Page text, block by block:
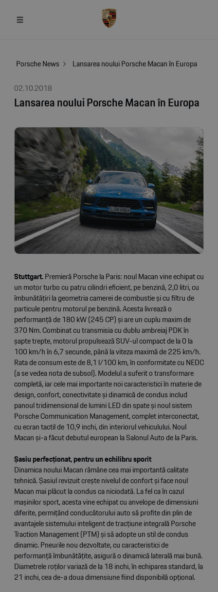
Porsche News
Lansarea noului Porsche Macan în Europa
02.10.2018
Lansarea noului Porsche Macan în Europa
Stuttgart.Premieră Porsche la Paris: noul Macan vine echipat cu
un motor turbo cu patru cilindri eficient, pe benzină, 2,0 litri, cu
îmbunătățiri la geometria camerei de combustie și cu filtru de
particule pentru motorul pe benzină. Acesta livrează o
performanță de 180 kW (245 CP) și are un cuplu maxim de
370 Nm. Combinat cu transmisia cu dublu ambreiaj PDK în
șapte trepte, motorul propulsează SUV-ul compact de la 0 la
100 km/h în 6,7 secunde, până la viteza maximă de 225 km/h.
Rata de consum este de 8,1 l/100 km, în conformitate cu NEDC
(a se vedea nota de subsol). Modelul a suferit o transformare
completă, iar cele mai importante noi caracteristici în materie de
design, confort, conectivitate și dinamică de condus includ
panoul tridimensional de lumini LED din spate și noul sistem
Porsche Communication Management, complet interconectat,
cu ecran tactil de 10,9 inchi, din interiorul vehiculului. Noul
Macan și-a făcut debutul european la Salonul Auto de la Paris.
Șasiu perfecționat, pentru un echilibru sporit
Dinamica noului Macan rămâne cea mai importantă calitate
tehnică. Șasiul revizuit crește nivelul de confort și face noul
Macan mai plăcut la condus ca niciodată. La fel ca în cazul
mașinilor sport, acesta vine echipat cu anvelope de dimensiuni
diferite, permițând conducătorului auto să profite din plin de
avantajele sistemului inteligent de tracțiune integrală Porsche
Traction Management (PTM) și să adopte un stil de condus
dinamic. Pneurile nou dezvoltate, cu caracteristici de
performanță îmbunătățite, asigură o dinamică laterală mai bună.
Diametrele roților variază de la 18 inchi, în echiparea standard, la
21 inchi, cea de-a doua dimensiune fiind disponibilă opțional.